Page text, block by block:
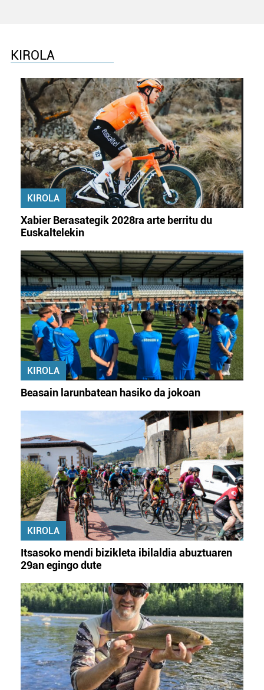
KIROLA
KIROLA
Xabier Berasategik 2028ra arte berritu du
Euskaltelekin
KIROLA
Beasain larunbatean hasiko da jokoan
KIROLA
Itsasoko mendi bizikleta ibilaldia abuztuaren
29an egingo dute